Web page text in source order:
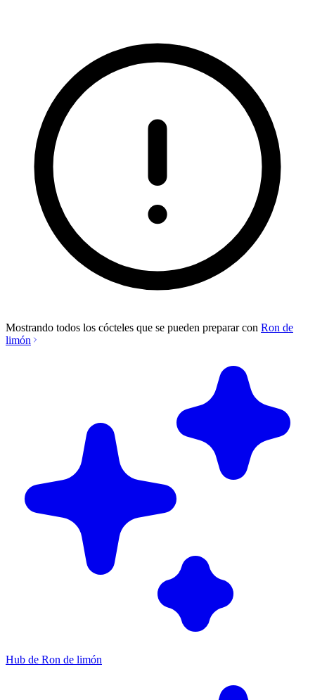
Mostrando todos los cócteles que se pueden preparar con Ron de
limón
Hub de Ron de limón